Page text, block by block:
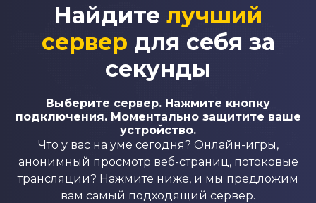
Найдите лучший
сервер для себя за
секунды
Выберите сервер. Нажмите кнопку
подключения. Моментально защитите ваше
устройство.
Что у вас на уме сегодня? Онлайн-игры,
анонимный просмотр веб-страниц, потоковые
трансляции? Нажмите ниже, и мы предложим
вам самый подходящий сервер.